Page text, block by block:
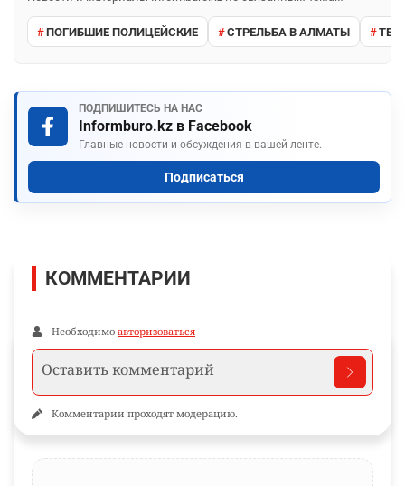
ПОГИБШИЕ ПОЛИЦЕЙСКИЕ СТРЕЛЬБА В АЛМАТЫ
ПОДПИШИТЕСЬ НА НАС
Informburo.kz в Facebook
Главные новости и обсуждения в вашей ленте.
Подписаться
КОММЕНТАРИИ
Необходимо авторизоваться
Комментарии проходят модерацию.